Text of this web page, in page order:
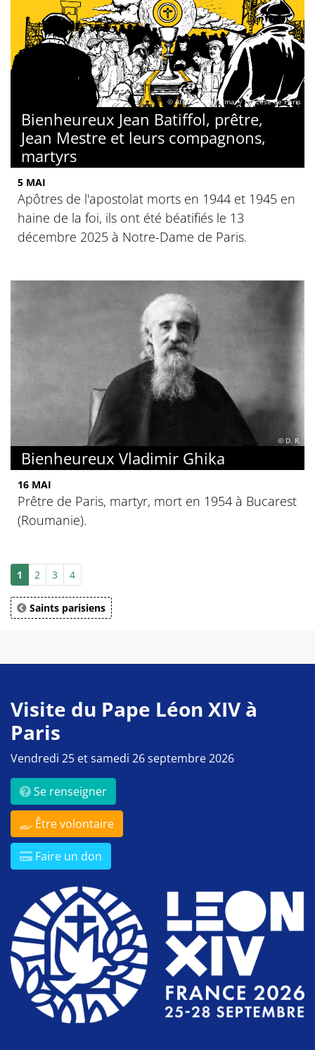
© Atelier des Palmar / Diocèse de Paris
Bienheureux Jean Batiffol, prêtre,
Jean Mestre et leurs compagnons,
martyrs
5 MAI
Apôtres de l'apostolat morts en 1944 et 1945 en
haine de la foi, ils ont été béatifiés le 13
décembre 2025 à Notre-Dame de Paris.
© D. R.
Bienheureux Vladimir Ghika
16 MAI
Prêtre de Paris, martyr, mort en 1954 à Bucarest
(Roumanie).
1 2 3 4
Saints parisiens
Visite du Pape Léon XIV à
Paris
Vendredi 25 et samedi 26 septembre 2026
Se renseigner
Être volontaire
Faire un don